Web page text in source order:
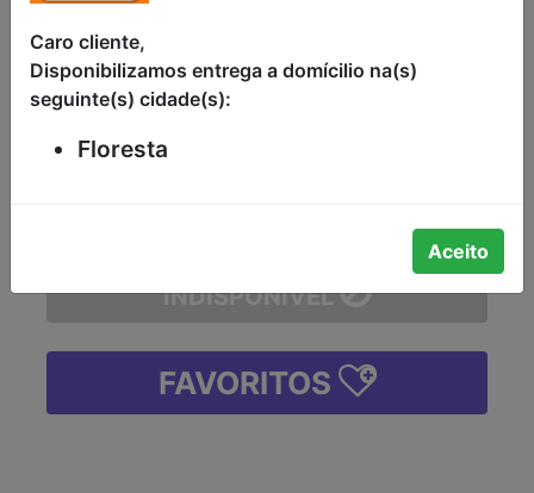
LEITE UHT SEMIDESNATADO COM 1%
DE GORDURA TIROL CAIXA 1 LITRO
-
INDISPONÍVEL
FAVORITOS
Caro cliente,
Disponibilizamos entrega a domícilio na(s)
seguinte(s) cidade(s):
Floresta
Aceito